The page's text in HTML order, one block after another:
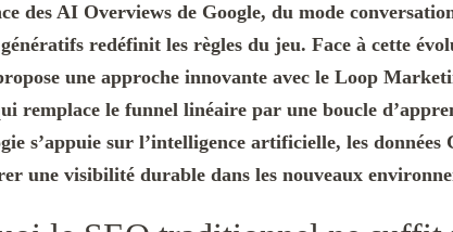
des AI Overviews de Google, du mode
redéfinit les règles du jeu. Face à cette
une approche innovante avec le Loop
remplace le funnel linéaire par une boucle
s’appuie sur l’intelligence artificielle, les
une visibilité durable dans les nouveaux